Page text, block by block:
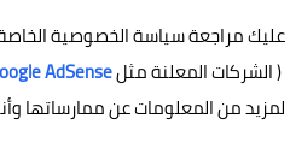
عليك مراجعة سياسة الخصوصية
( الشركات المعلنة مثلAdSense
لمزيد من المعلومات عن ممارساتها